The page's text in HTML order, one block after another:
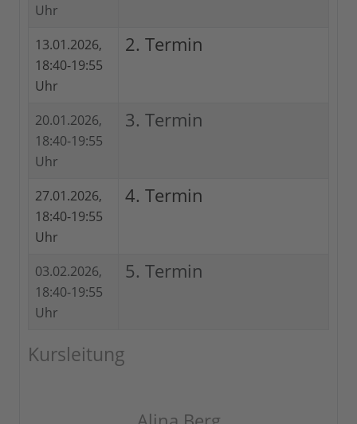
Uhr
13.01.2026,
18:40-19:55
Uhr
2. Termin
20.01.2026,
18:40-19:55
Uhr
3. Termin
27.01.2026,
18:40-19:55
Uhr
4. Termin
03.02.2026,
18:40-19:55
Uhr
5. Termin
Kursleitung